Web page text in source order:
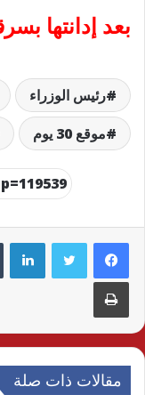
بعد إدانتها
رئيس الوزراء
موقع 30 يوم
طباعة
مقالات ذات صلة